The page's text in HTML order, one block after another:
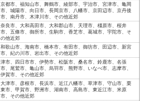
京都市、福知山市、舞鶴市、綾部市、宇治市、宮津市、亀岡
市、城陽市、向日市、長岡京市、八幡市、京田辺市、京丹後
市、南丹市、木津川市、その他近郊
奈良市、大和高田市、大和郡山市、天理市、橿原市、桜井
市、五條市、御所市、生駒市、香芝市、葛城市、宇陀市、そ
の他近郊
和歌山市、海南市、橋本市、有田市、御坊市、田辺市、新宮
市、紀の川市、岩出市、その他近郊
津市、四日市市、伊勢市、松阪市、桑名市、鈴鹿市、名張
市、尾鷲市、亀山市、烏羽市、熊野市、いなべ市、志摩市、
伊賀市、その他近郊
大津市、彦根市、長浜市、近江八幡市、草津市、守山市、栗
東市、甲賀市、野洲市、湖南市、高島市、東近江市、米原
市、その他近郊